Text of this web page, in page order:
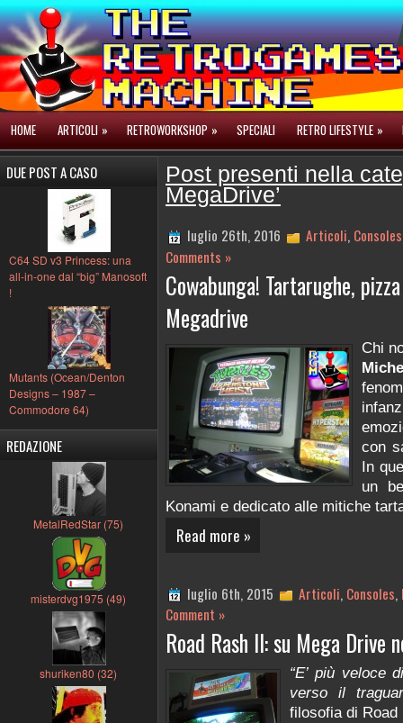
HOME ARTICOLI » RETROWORKSHOP » SPECIALI RETRO LIFESTYLE »
DUE POST A CASO
C64 SD v3 Princess: una
all-in-one dal “big” Manosoft
!
Mutants (Ocean/Denton
Designs – 1987 –
Commodore 64)
REDAZIONE
MetalRedStar (75)
misterdvg1975 (49)
shuriken80 (32)
Post presenti nella
MegaDrive’
luglio 26th, 2016 Articoli, Consoles
Comments »
Cowabunga! Tartarughe,
Megadrive
Chi
con
In
un
Konami e dedicato alle mitiche
Read more »
luglio 6th, 2015 Articoli, Consoles,
Comment »
Road Rash II: su Mega Drive
“E’ più veloce
verso il
filosofia di